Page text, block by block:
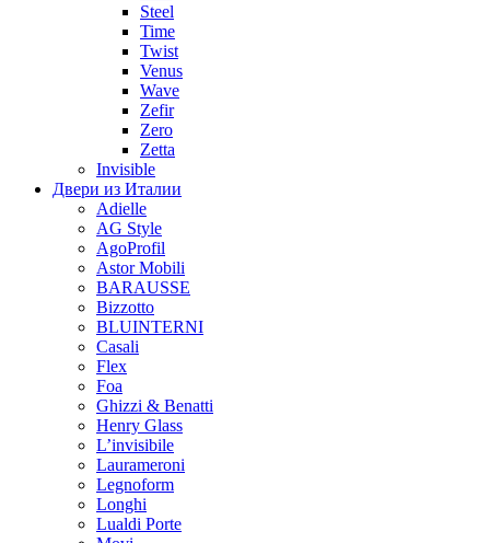
Steel
Time
Twist
Venus
Wave
Zefir
Zero
Zetta
Invisible
Двери из Италии
Adielle
AG Style
AgoProfil
Astor Mobili
BARAUSSE
Bizzotto
BLUINTERNI
Casali
Flex
Foa
Ghizzi & Benatti
Henry Glass
L’invisibile
Laurameroni
Legnoform
Longhi
Lualdi Porte